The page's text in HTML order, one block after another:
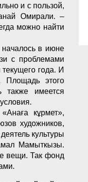
и с пользой,
Омирали. –
можно найти
началось в июне
с проблемами
года. И
Площадь этого
также имеется
кұрмет»,
художников,
культуры
Мамыткызы.
вещи. Так фонд